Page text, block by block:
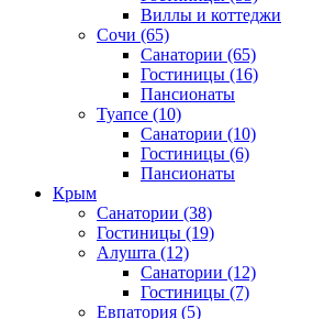
Виллы и коттеджи
Сочи (65)
Санатории (65)
Гостиницы (16)
Пансионаты
Туапсе (10)
Санатории (10)
Гостиницы (6)
Пансионаты
Крым
Санатории (38)
Гостиницы (19)
Алушта (12)
Санатории (12)
Гостиницы (7)
Евпатория (5)